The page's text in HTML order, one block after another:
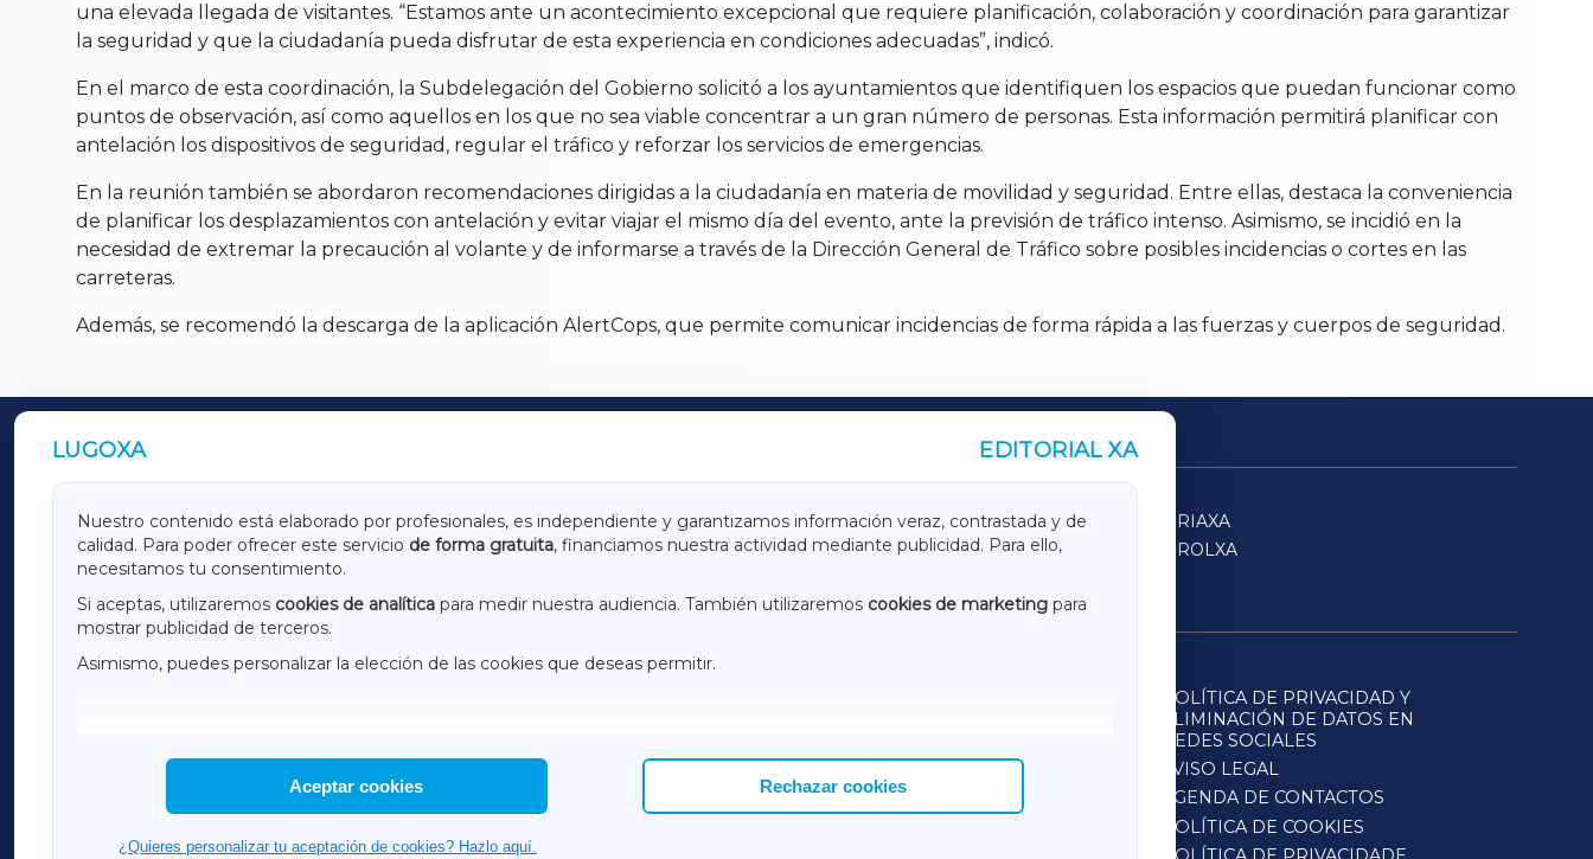
una elevada llegada de visitantes. “Estamos ante un acontecimiento excepcional que requiere planificación, colaboración y coordinación para garantizar
la seguridad y que la ciudadanía pueda disfrutar de esta experiencia en condiciones adecuadas”, indicó.
En el marco de esta coordinación, la Subdelegación del Gobierno solicitó a los ayuntamientos que identifiquen los espacios que puedan funcionar como
puntos de observación, así como aquellos en los que no sea viable concentrar a un gran número de personas. Esta información permitirá planificar con
antelación los dispositivos de seguridad, regular el tráfico y reforzar los servicios de emergencias.
En la reunión también se abordaron recomendaciones dirigidas a la ciudadanía en materia de movilidad y seguridad. Entre ellas, destaca la conveniencia
de planificar los desplazamientos con antelación y evitar viajar el mismo día del evento, ante la previsión de tráfico intenso. Asimismo, se incidió en la
necesidad de extremar la precaución al volante y de informarse a través de la Dirección General de Tráfico sobre posibles incidencias o cortes en las
carreteras.
Además, se recomendó la descarga de la aplicación AlertCops, que permite comunicar incidencias de forma rápida a las fuerzas y cuerpos de seguridad.
LUGOXA EDITORIAL XA
Nuestro contenido está elaborado por profesionales, es independiente y garantizamos información veraz, contrastada y de
calidad. Para poder ofrecer este servicio de forma gratuita, financiamos nuestra actividad mediante publicidad. Para ello,
necesitamos tu consentimiento.
Si aceptas, utilizaremos cookies de analítica para medir nuestra audiencia. También utilizaremos cookies de marketing para
mostrar publicidad de terceros.
Asimismo, puedes personalizar la elección de las cookies que deseas permitir.
Aceptar cookies Rechazar cookies
¿Quieres personalizar tu aceptación de cookies? Hazlo aquí.
OUTROS PERIÓDICOS
GALICIAXA LUGOXA TERRACHAXA
SARRIAXA
AMARIÑAXA
RIBEIRASACRAXA ACORUÑAXA
FERROLXA
OURENSEXA
HEMEROTECA
POLÍTICA DE PRIVACIDAD Y
ELIMINACIÓN DE DATOS EN
REDES SOCIALES
AVISO LEGAL
AGENDA DE CONTACTOS
POLÍTICA DE COOKIES